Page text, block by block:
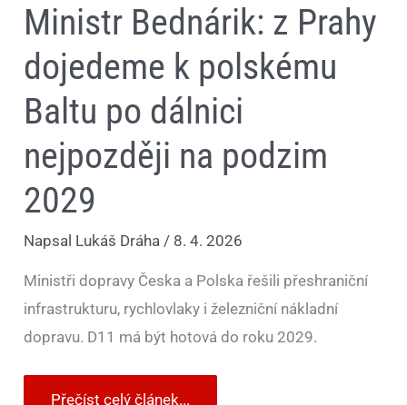
Ministr Bednárik: z Prahy
dojedeme k polskému
Baltu po dálnici
nejpozději na podzim
2029
Napsal Lukáš Dráha/ 8. 4. 2026
Ministři dopravy Česka a Polska řešili přeshraniční
infrastrukturu, rychlovlaky i železniční nákladní
dopravu. D11 má být hotová do roku 2029.
Přečíst celý článek...